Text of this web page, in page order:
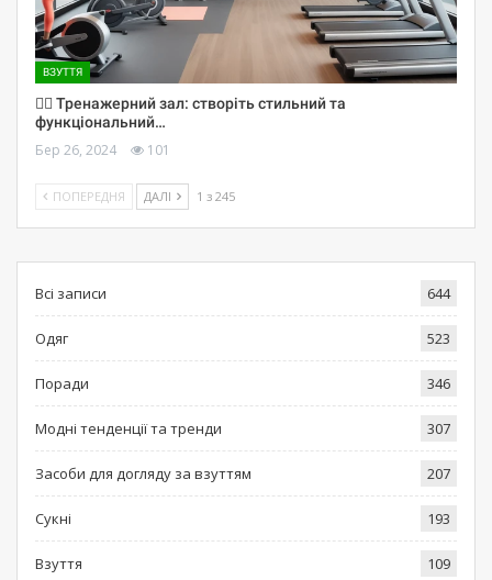
ВЗУТТЯ
🏋️‍♀️ Тренажерний зал: створіть стильний та
функціональний…
Бер 26, 2024 101
ПОПЕРЕДНЯ ДАЛІ 1 з 245
Всі записи 644
Одяг 523
Поради 346
Модні тенденції та тренди 307
Засоби для догляду за взуттям 207
Сукні 193
Взуття 109